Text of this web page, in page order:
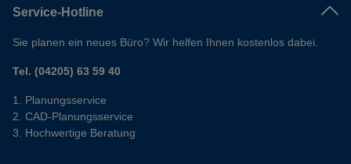
Service-Hotline
Sie planen ein neues Büro? Wir helfen Ihnen kostenlos dabei.
Tel. (04205) 63 59 40
Planungsservice
CAD-Planungsservice
Hochwertige Beratung